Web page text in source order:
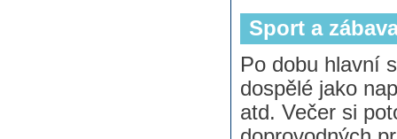
Sport a
Po dobu hlavní
dospělé jako
atd. Večer si